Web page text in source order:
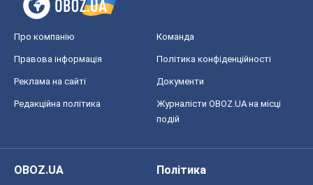
Про компанію Команда
Правова інформація Політика конфіденційності
Реклама на сайті Документи
Редакційна політика
Журналісти OBOZ.UA на місці
подій
OBOZ.UA
Політика